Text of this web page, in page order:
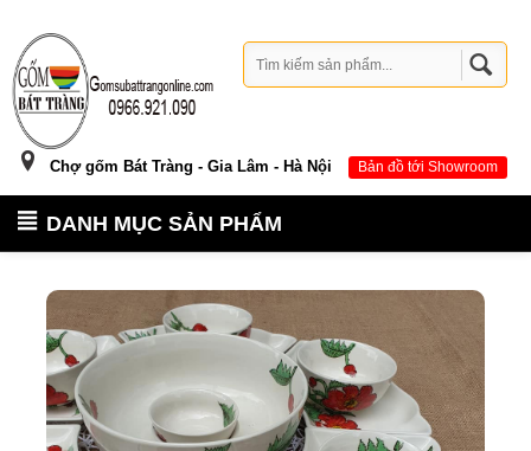
Chợ gốm Bát Tràng - Gia Lâm - Hà Nội Bản đồ tới Showroom
DANH MỤC SẢN PHẨM